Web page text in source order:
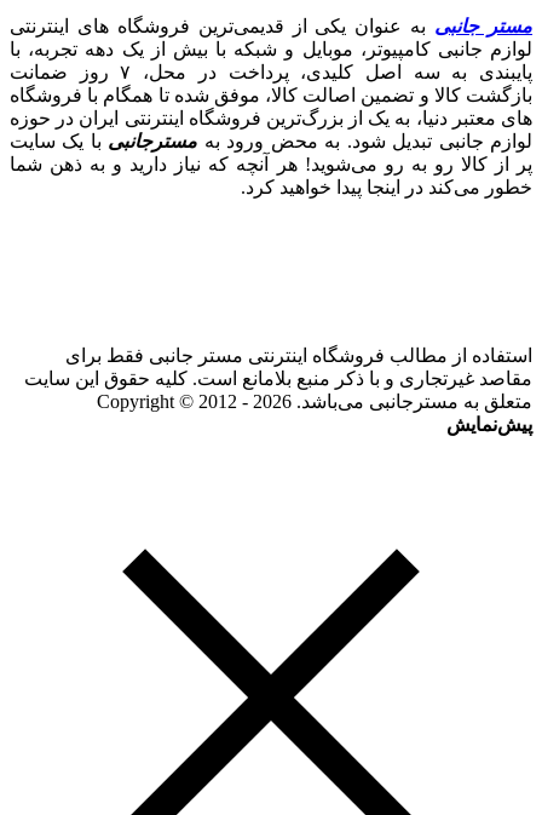
مستر جانبی به عنوان یکی از قدیمی‌ترین فروشگاه های اینترنتی
لوازم جانبی کامپیوتر، موبایل و شبکه با بیش از یک دهه تجربه، با
پایبندی به سه اصل کلیدی، پرداخت در محل، ۷ روز ضمانت
بازگشت کالا و تضمین اصالت کالا، موفق شده تا همگام با فروشگاه‌
های معتبر دنیا، به یک از بزرگ‌ترین فروشگاه اینترنتی ایران در حوزه
لوازم جانبی تبدیل شود. به محض ورود به مسترجانبی با یک سایت
پر از کالا رو به رو می‌شوید! هر آنچه که نیاز دارید و به ذهن شما
خطور می‌کند در اینجا پیدا خواهید کرد.
استفاده از مطالب فروشگاه اینترنتی مستر جانبی فقط برای
مقاصد غیرتجاری و با ذکر منبع بلامانع است. کلیه حقوق این سایت
متعلق به مسترجانبی می‌باشد. Copyright © 2012 - 2026
پیش‌نمایش